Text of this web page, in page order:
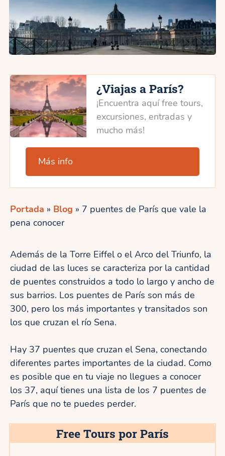
¿Viajas a París?
¡Encuentra aquí free tours,
excursiones, entradas y
mucho más!
Más info
Portada » Blog » 7 puentes de París que vale la
pena conocer
Además de la Torre Eiffel o el Arco del Triunfo, la
ciudad de las luces se caracteriza por la cantidad
de puentes construidos a todo lo largo y ancho de
sus barrios. Los puentes de París son más de
300, pero los más importantes y transitados son
los que cruzan el río Sena.
Hay 37 puentes que cruzan el Sena, conectando
diferentes partes importantes de la ciudad. Como
es posible que en tu viaje no llegues a conocer
los 37, aquí tienes una lista de los 7 puentes de
París que no te puedes perder.
Free Tours por París